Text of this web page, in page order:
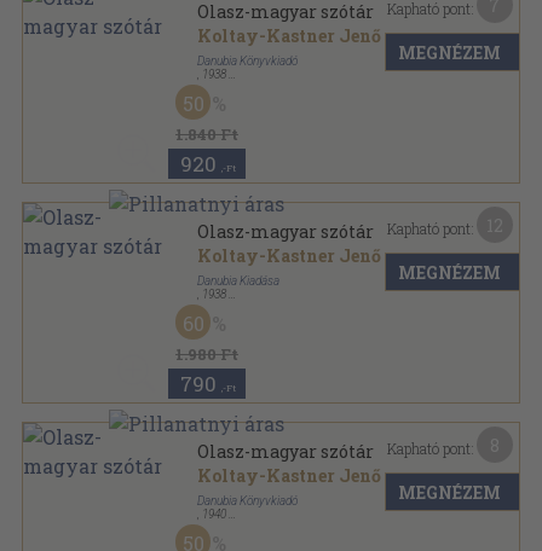
Olasz-magyar szótár
Koltay-Kastner Jenő
Danubia Könyvkiadó
1938
Félvászon
1.840 Ft
50
920 ,-Ft
Kapható pont:
MEGNÉZEM
Olasz-magyar szótár
Koltay-Kastner Jenő
Danubia Kiadása
1938
Vászon
1.980 Ft
60
790 ,-Ft
Kapható pont:
MEGNÉZEM
Olasz-magyar szótár
Koltay-Kastner Jenő
Danubia Könyvkiadó
1940
Félvászon
50
Kapható pont:
MEGNÉZEM